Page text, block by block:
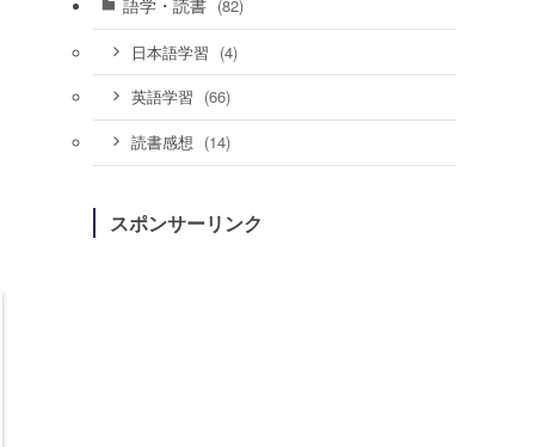
(82)
日本語学習 (4)
英語学習 (66)
読書感想 (14)
スポンサーリンク